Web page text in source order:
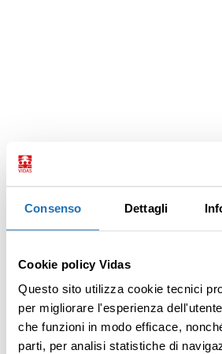
Consenso Dettagli
Cookie policy Vidas
Questo sito utilizza cookie tecnici
per migliorare l'esperienza
che funzioni in modo efficace,
parti, per analisi statistiche di